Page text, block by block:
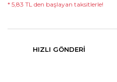
* 5,83 TL den başlayan taksitlerle!
HIZLI GÖNDERI